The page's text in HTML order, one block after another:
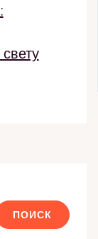
ПОИСК